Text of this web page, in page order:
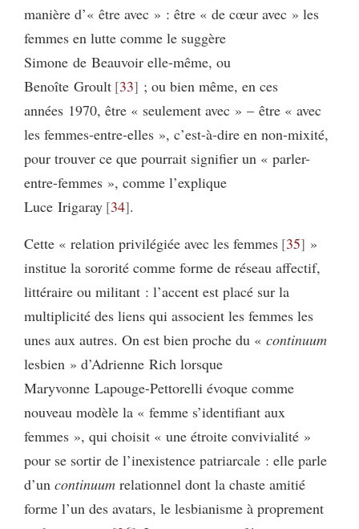
manière d’« être avec » : être « de cœur avec » les
femmes en lutte comme le suggère
Simone de Beauvoir elle-même, ou
Benoîte Groult 33 ; ou bien même, en ces
années 1970, être « seulement avec » – être « avec
les femmes-entre-elles », c’est-à-dire en non-mixité,
pour trouver ce que pourrait signifier un « parler-
entre-femmes », comme l’explique
Luce Irigaray 34 .
Cette « relation privilégiée avec les femmes 35 »
institue la sororité comme forme de réseau affectif,
littéraire ou militant : l’accent est placé sur la
multiplicité des liens qui associent les femmes les
unes aux autres. On est bien proche du « continuum
lesbien » d’Adrienne Rich lorsque
Maryvonne Lapouge-Pettorelli évoque comme
nouveau modèle la « femme s’identifiant aux
femmes », qui choisit « une étroite convivialité »
pour se sortir de l’inexistence patriarcale : elle parle
d’un continuum relationnel dont la chaste amitié
forme l’un des avatars, le lesbianisme à proprement